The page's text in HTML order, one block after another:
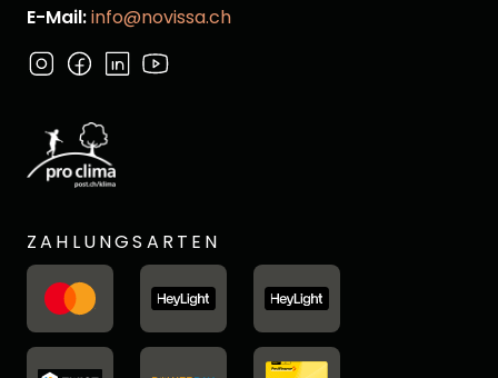
E-Mail:info@novissa.ch
ZAHLUNGSARTEN